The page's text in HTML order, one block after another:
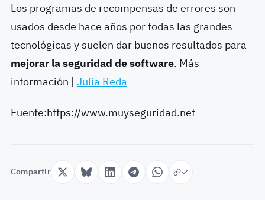
Los programas de recompensas de errores son
usados desde hace años por todas las grandes
tecnológicas y suelen dar buenos resultados para
mejorar la seguridad de software. Más
información | Julia Reda
Fuente:https://www.muyseguridad.net
Compartir